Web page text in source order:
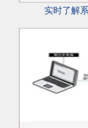
实时了解